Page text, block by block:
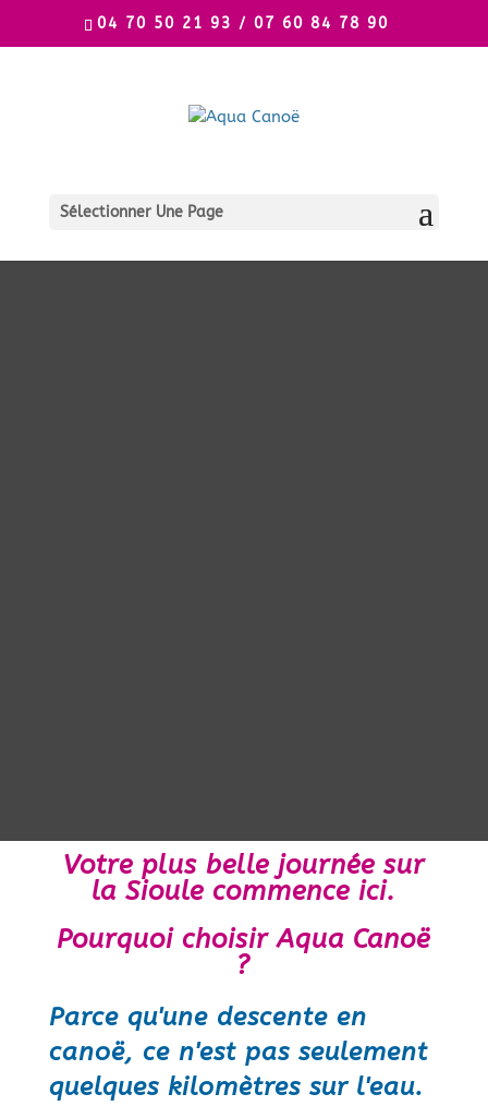
04 70 50 21 93 / 07 60 84 78 90
Sélectionner Une Page
Votre plus belle journée sur
la Sioule commence ici.
Pourquoi choisir Aqua Canoë
?
Parce qu'une descente en
canoë, ce n'est pas seulement
quelques kilomètres sur l'eau.